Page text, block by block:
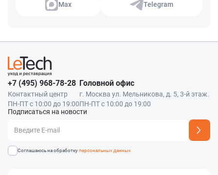
Max Telegram
+7 (495) 968-78-28
Контактный центр
ПН-ПТ с 10:00 до 19:00
Головной офис
г. Москва ул. Мельникова, д. 5, 3-й этаж.
ПН-ПТ с 10:00 до 19:00
Подписаться на новости
Адрес подписки успешно добавлен
Соглашаюсь на обработкуперсональных данных